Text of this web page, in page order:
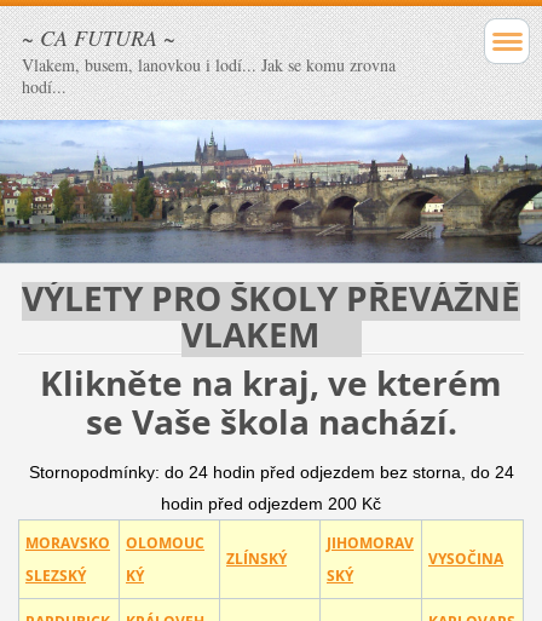
~ CA FUTURA ~
Vlakem, busem, lanovkou i lodí... Jak se komu zrovna
hodí...
VÝLETY PRO ŠKOLY PŘEVÁŽNĚ
VLAKEM
Klikněte na kraj, ve kterém
se Vaše škola nachází.
Stornopodmínky: do 24 hodin před odjezdem bez storna, do 24
hodin před odjezdem 200 Kč
MORAVSKO
SLEZSKÝ
OLOMOUC
KÝ
ZLÍNSKÝ
JIHOMORAV
SKÝ
VYSOČINA